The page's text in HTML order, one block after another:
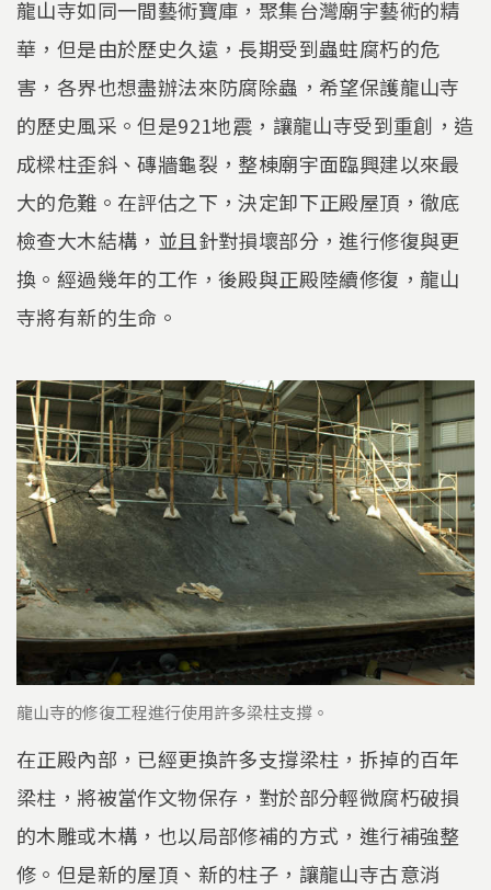
龍山寺如同一間藝術寶庫，聚集台灣廟宇藝術的精
華，但是由於歷史久遠，長期受到蟲蛀腐朽的危
害，各界也想盡辦法來防腐除蟲，希望保護龍山寺
的歷史風采。但是921地震，讓龍山寺受到重創，造
成樑柱歪斜、磚牆龜裂，整棟廟宇面臨興建以來最
大的危難。在評估之下，決定卸下正殿屋頂，徹底
檢查大木結構，並且針對損壞部分，進行修復與更
換。經過幾年的工作，後殿與正殿陸續修復，龍山
寺將有新的生命。
龍山寺的修復工程進行使用許多梁柱支撐。
在正殿內部，已經更換許多支撐梁柱，拆掉的百年
梁柱，將被當作文物保存，對於部分輕微腐朽破損
的木雕或木構，也以局部修補的方式，進行補強整
修。但是新的屋頂、新的柱子，讓龍山寺古意消